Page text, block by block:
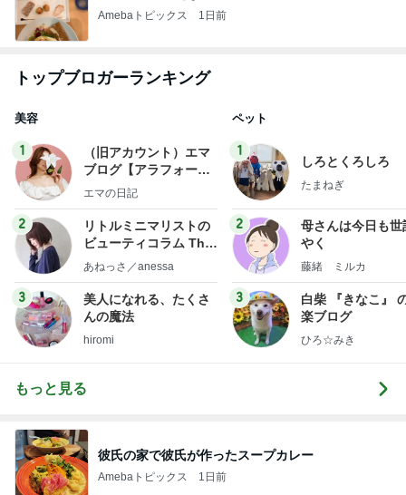
Amebaトピックス 1日前
トップブロガーランキング
美容
1
（旧アカウント）エマ
ブログ【アラフォー会
社売却セカンドライ
エマの日記
2
リトルミニマリストの
ビューティコラム The
little minimalist's bea
あねっさ／anessa
3
美人になれる、たくさ
んの魔法
hiromi
ペット
1
しろとくろしろ
たまねぎ
2
母さんは今日も世
やく
藤緒 ミルカ
3
白柴 『きなこ』
楽ブログ
ひろ☆みき
もっと見る
彼氏の家で彼氏が作ったスープカレー
Amebaトピックス 1日前